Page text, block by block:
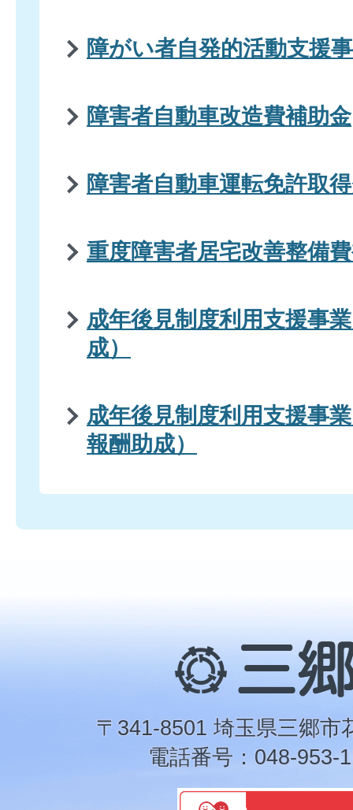
障がい者自発的活動支援
障害者自動車改造費補助金
障害者自動車運転免許取
重度障害者居宅改善整備
成年後見制度利用支援事
成）
成年後見制度利用支援事
報酬助成）
三
郷
市
〒341-8501 埼玉県三郷市
電話番号：048-953-